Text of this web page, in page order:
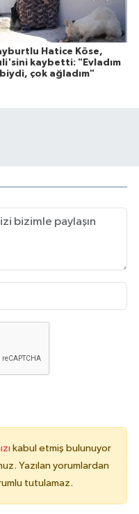
Hatice Köse,
kaybetti: "Evladım
çok ağladım"
kabul etmiş bulunuyor
Yazılan yorumlardan
tutulamaz.